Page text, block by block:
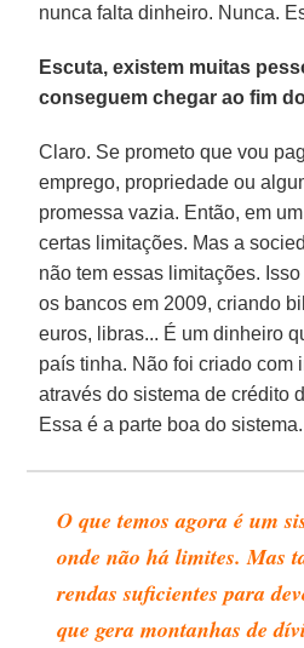
nunca falta dinheiro. Nunca.
Escuta, existem muitas
conseguem chegar ao fim
Claro. Se prometo que vou
emprego, propriedade ou
promessa vazia. Então, em
certas limitações. Mas a
não tem essas limitações.
os bancos em 2009, criando
euros, libras... É um dinheiro
país tinha. Não foi criado com
através do sistema de crédito
Essa é a parte boa do sistema.
O que temos agora é um
onde não há limites. Mas
rendas suficientes para
que gera montanhas de